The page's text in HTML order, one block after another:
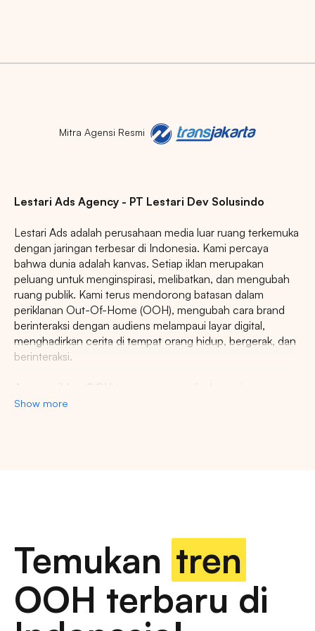
Mitra Agensi Resmi
Lestari Ads Agency - PT Lestari Dev Solusindo
Lestari Ads adalah perusahaan media luar ruang terkemuka
dengan jaringan terbesar di Indonesia. Kami percaya
bahwa dunia adalah kanvas. Setiap iklan merupakan
peluang untuk menginspirasi, melibatkan, dan mengubah
ruang publik. Kami terus mendorong batasan dalam
periklanan Out-Of-Home (OOH), mengubah cara brand
berinteraksi dengan audiens melampaui layar digital,
menghadirkan cerita di tempat orang hidup, bergerak, dan
berinteraksi.
strategis di kota-kota besar di Indonesia.
Temukan billboard berkualitas dengan berbagai
pilihan ukuran dan dimensi
iklan luar ruang, papan reklame digital, papan reklame
Show more
Temukan tren
OOH terbaru di